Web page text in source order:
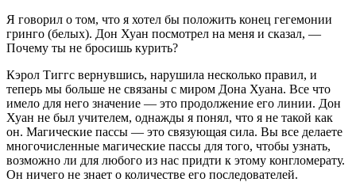
Я говорил о том, что я хотел бы положить конец гегемонии
гринго (белых). Дон Хуан посмотрел на меня и сказал, —
Почему ты не бросишь курить?
Кэрол Тиггс вернувшись, нарушила несколько правил, и
теперь мы больше не связаны с миром Дона Хуана. Все что
имело для него значение — это продолжение его линии. Дон
Хуан не был учителем, однажды я понял, что я не такой как
он. Магические пассы — это связующая сила. Вы все делаете
многочисленные магические пассы для того, чтобы узнать,
возможно ли для любого из нас придти к этому конгломерату.
Он ничего не знает о количестве его последователей.